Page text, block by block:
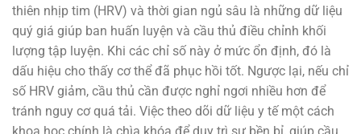
thiên nhịp tim (HRV) và thời gian ngủ sâu là những dữ liệu
quý giá giúp ban huấn luyện và cầu thủ điều chỉnh khối
lượng tập luyện. Khi các chỉ số này ở mức ổn định, đó là
dấu hiệu cho thấy cơ thể đã phục hồi tốt. Ngược lại, nếu chỉ
số HRV giảm, cầu thủ cần được nghỉ ngơi nhiều hơn để
tránh nguy cơ quá tải. Việc theo dõi dữ liệu y tế một cách